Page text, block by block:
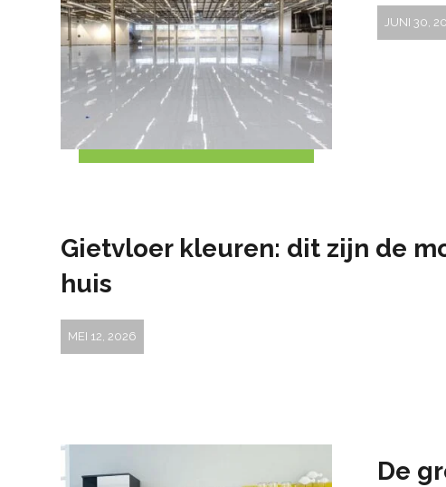
JUNI 30,
Gietvloer kleuren: dit zijn de
huis
MEI 12, 2026
De